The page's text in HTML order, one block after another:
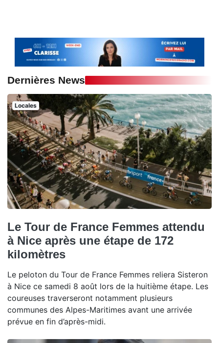
Dernières News
Locales
Le Tour de France Femmes attendu
à Nice après une étape de 172
kilomètres
Le peloton du Tour de France Femmes reliera Sisteron
à Nice ce samedi 8 août lors de la huitième étape. Les
coureuses traverseront notamment plusieurs
communes des Alpes-Maritimes avant une arrivée
prévue en fin d’après-midi.